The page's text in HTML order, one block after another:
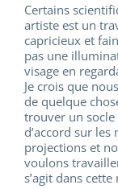
Certains
artiste est un
capricieux et
pas une
visage en
Je crois que
de quelque
trouver un
d’accord sur
projections et
voulons
s’agit dans